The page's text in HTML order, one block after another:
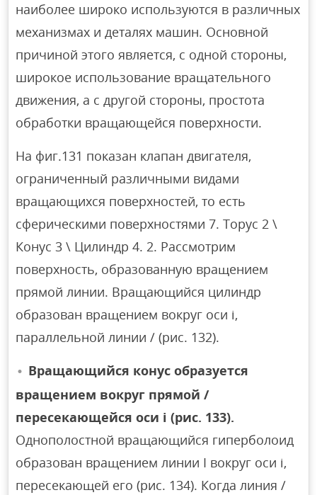
наиболее широко используются в различных
механизмах и деталях машин. Основной
причиной этого является, с одной стороны,
широкое использование вращательного
движения, а с другой стороны, простота
обработки вращающейся поверхности.
На фиг.131 показан клапан двигателя,
ограниченный различными видами
вращающихся поверхностей, то есть
сферическими поверхностями 7. Торус 2 \
Конус 3 \ Цилиндр 4. 2. Рассмотрим
поверхность, образованную вращением
прямой линии. Вращающийся цилиндр
образован вращением вокруг оси i,
параллельной линии / (рис. 132).
Вращающийся конус образуется
вращением вокруг прямой /
пересекающейся оси i (рис. 133).
Однополостной вращающийся гиперболоид
образован вращением линии I вокруг оси i,
пересекающей его (рис. 134). Когда линия /